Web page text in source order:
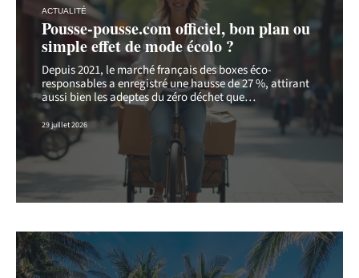
ACTUALITÉ
Pousse-pousse.com officiel, bon plan ou
simple effet de mode écolo ?
Depuis 2021, le marché français des boxes éco-
responsables a enregistré une hausse de 27 %, attirant
aussi bien les adeptes du zéro déchet que…
29 juillet 2026